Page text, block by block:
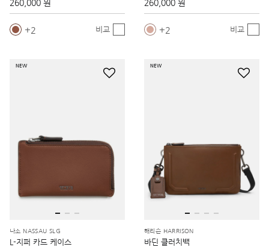
260,000 원
2 비교
260,000 원
2 비교
NEW
나소 NASSAU SLG
L-지퍼 카드 케이스
NEW
해리슨 HARRISON
바딘 클러치백